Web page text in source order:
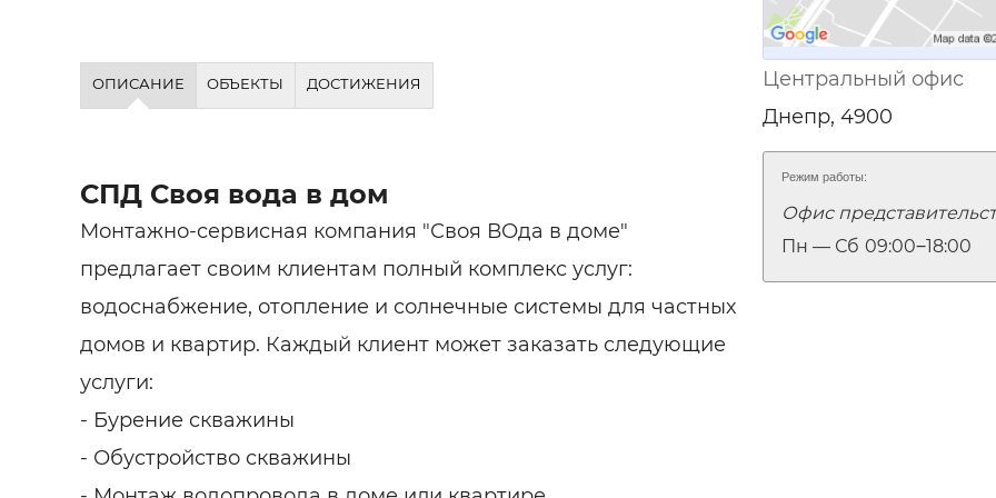
ОПИСАНИЕ ОБЪЕКТЫ ДОСТИЖЕНИЯ
СПД Своя вода в дом
Монтажно-сервисная компания "Своя ВОда в доме"
предлагает своим клиентам полный комплекс услуг:
водоснабжение, отопление и солнечные системы для частных
домов и квартир. Каждый клиент может заказать следующие
услуги:
- Бурение скважины
- Обустройство скважины
Центральный офис
Днепр, 4900
Режим работы:
Офис
Пн — Сб 09:00‒18:00